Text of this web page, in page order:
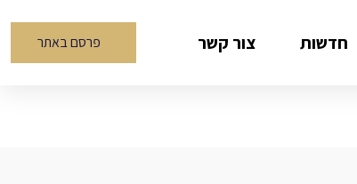
חדשות צור קשר פרסם באתר